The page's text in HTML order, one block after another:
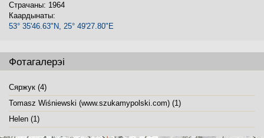
Страчаны: 1964
Каардынаты:
53° 35'46.63"N, 25° 49'27.80"E
Фотагалерэі
Сяржук (4)
Tomasz Wiśniewski (www.szukamypolski.com) (1)
Helen (1)